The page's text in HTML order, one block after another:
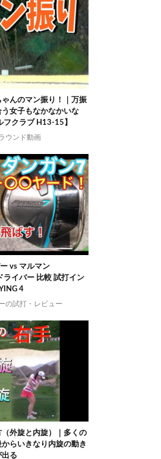
ゃんのマン振り！｜万振
女子もなかなかいな
フクラブ H13-15】
ウンド動画
vs マルマン
ライバー 比較 試打イン
4
の試打・レビュー
外旋と内旋）｜多くの
らいきなり内旋の動き
る